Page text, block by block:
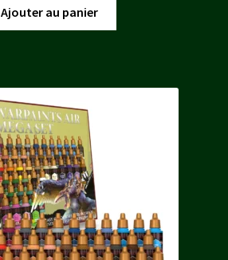
initial
était :
actuel
est :
Ajouter au panier